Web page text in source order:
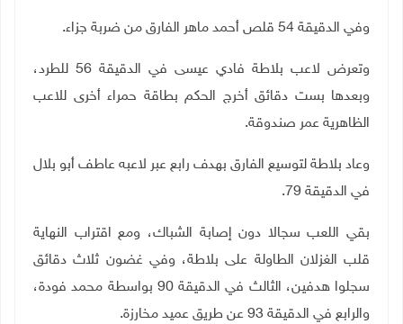
وفي الدقيقة 54 قلص أحمد ماهر الفارق من ضربة جزاء.
وتعرض لاعب بلاطة فادي عيسى في الدقيقة 56 للطرد،
وبعدها بست دقائق أخرج الحكم بطاقة حمراء أخرى للاعب
الظاهرية عمر صندوقة.
وعاد بلاطة لتوسيع الفارق بهدف رابع عبر لاعبه عاطف أبو بلال
في الدقيقة 79.
بقي اللعب سجالا دون إصابة الشباك، ومع اقتراب النهاية
قلب الغزلان الطاولة على بلاطة، وفي غضون ثلاث دقائق
سجلوا هدفين، الثالث في الدقيقة 90 بواسطة محمد فودة،
والرابع في الدقيقة 93 عن طريق عميد مخارزة.